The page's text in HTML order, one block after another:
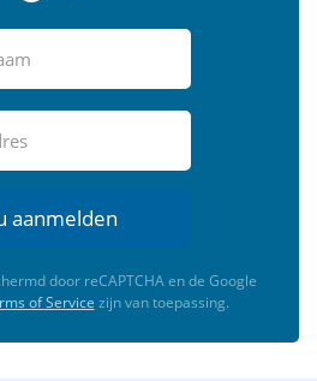
aanmelden
door reCAPTCHA en de Google
of Service zijn van toepassing.